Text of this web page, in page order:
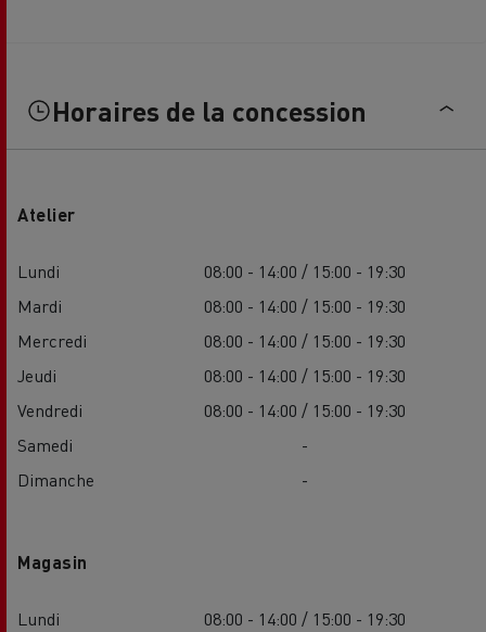
Horaires de la concession
Atelier
Lundi
08:00 - 14:00 / 15:00 - 19:30
Mardi
08:00 - 14:00 / 15:00 - 19:30
Mercredi
08:00 - 14:00 / 15:00 - 19:30
Jeudi
08:00 - 14:00 / 15:00 - 19:30
Vendredi
08:00 - 14:00 / 15:00 - 19:30
Samedi
-
Dimanche
-
Magasin
Lundi
08:00 - 14:00 / 15:00 - 19:30